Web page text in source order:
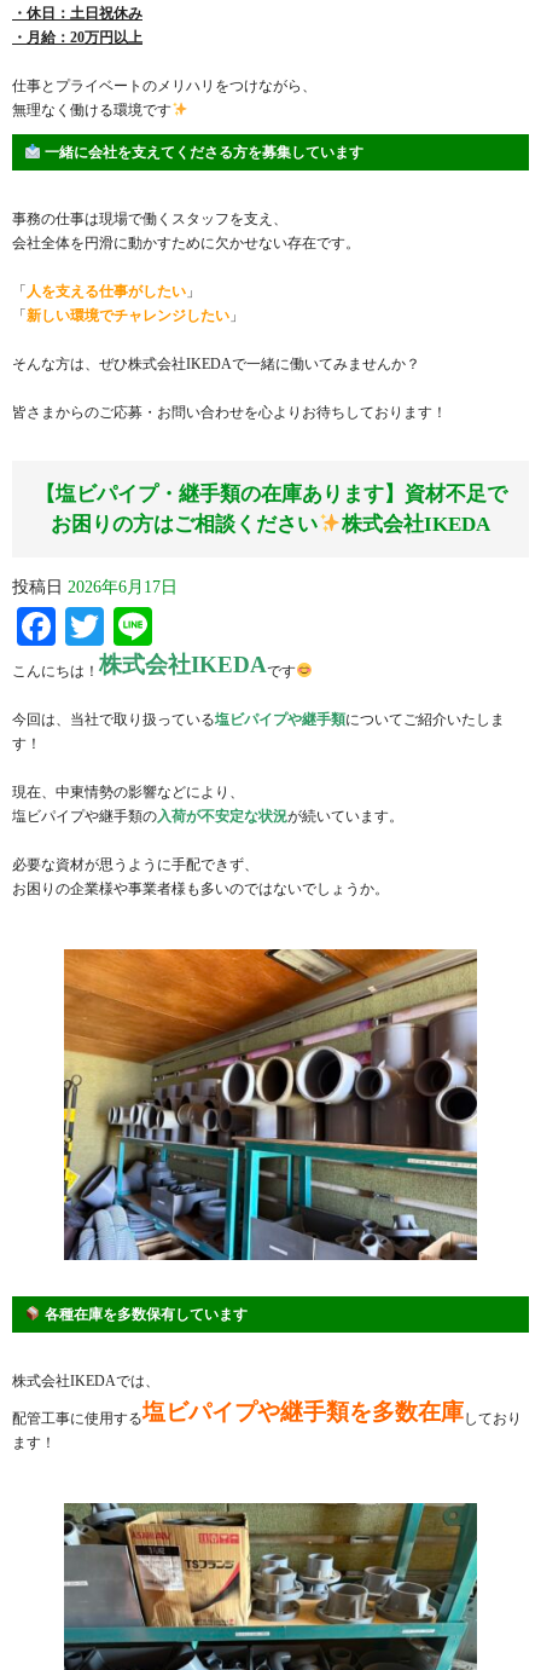
・休日：土日祝休み
・月給：20万円以上
仕事とプライベートのメリハリをつけながら、
無理なく働ける環境です
一緒に会社を支えてくださる方を募集しています
事務の仕事は現場で働くスタッフを支え、
会社全体を円滑に動かすために欠かせない存在です。
「 人を支える仕事がしたい 」
「新しい環境でチャレンジしたい 」
そんな方は、ぜひ株式会社IKEDAで一緒に働いてみませんか？
皆さまからのご応募・お問い合わせを心よりお待ちしております！
【塩ビパイプ・継手類の在庫あります】資材不足で
お困りの方はご相談ください
株式会社IKEDA
投稿日 2026年6月17日
Facebook
Twitter
こんにちは！ 株式会社IKEDAです
今回は、当社で取り扱っている塩ビパイプや継手類についてご紹介いたしま
す！
現在、中東情勢の影響などにより、
塩ビパイプや継手類の入荷が不安定な状況が続いています。
必要な資材が思うように手配できず、
お困りの企業様や事業者様も多いのではないでしょうか。
各種在庫を多数保有しています
株式会社IKEDAでは、
配管工事に使用する塩ビパイプや継手類を多数在庫しており
ます！